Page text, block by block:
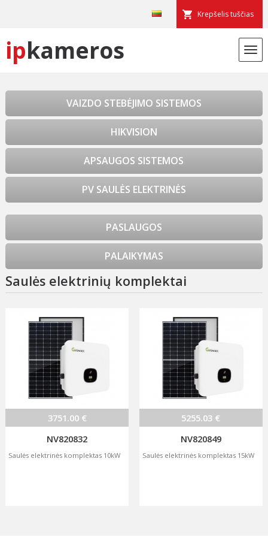
Krepšelis tuščias
ipkameros
VAIZDO STEBĖJIMO SISTEMOS
HIKVISION
APSAUGOS SISTEMOS
PV SAULĖS ELEKTRINĖS
PASLAUGOS
PALAIKYMAS
Saulės elektrinių komplektai
3751.00 €
NV820832
Saulės elektrinės komplektas 10kW
5255.03 €
NV820849
Saulės elektrinės komplektas 15kW